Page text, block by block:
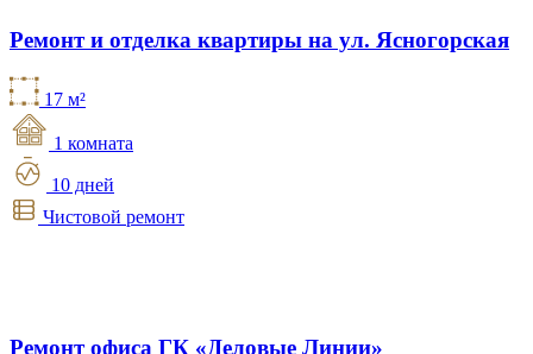
Ремонт и отделка квартиры на ул. Ясногорская
17 м²
1 комната
10 дней
Чистовой ремонт
Ремонт офиса ГК «Деловые Линии»